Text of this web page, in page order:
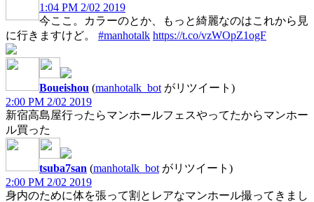
1:04 PM 2/02 2019
今ここ。カラーのとか、もっと綺麗なのはこれから見
に行きますけど。 #manhotalk https://t.co/vzWOpZ1ogF
Boueishou (manhotalk_bot がリツイート)
2:00 PM 2/02 2019
新宿高島屋行ったらマンホールフェスやってたからマンホー
ル買った
tsuba7san (manhotalk_bot がリツイート)
2:00 PM 2/02 2019
身内のために体を張って割とレアなマンホール撮ってきまし